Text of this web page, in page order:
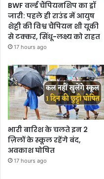
BWF वर्ल्ड चैंपियनशिप का ड्रॉ
जारी: पहले ही राउंड में आयुष
शेट्टी की विश्व चैंपियन शी यूकी
से टक्कर, सिंधू-लक्ष्य को राहत
17 hours ago
भारी बारिश के चलते इन 2
ज़िलों के स्कूल रहेंगे बंद,
अवकाश घोषित
17 hours ago